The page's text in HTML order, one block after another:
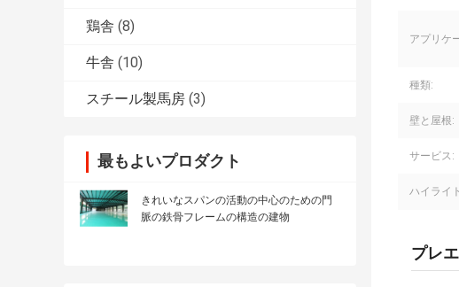
鶏舎 (8)
牛舎 (10)
スチール製馬房 (3)
最もよいプロダクト
きれいなスパンの活動の中心のための門
脈の鉄骨フレームの構造の建物
アプリケ
種類:
壁と屋根:
サービス:
ハイライ
プレ